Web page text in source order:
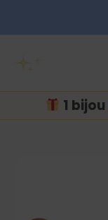
1 bijou